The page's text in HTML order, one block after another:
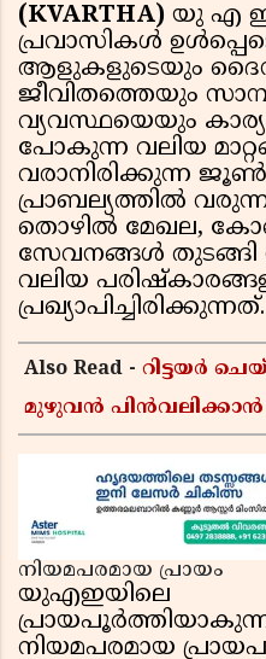
(KVARTHA) യു എ
പ്രവാസികൾ
ആളുകളുടെയും
ജീവിതത്തെയും
വ്യവസ്ഥയെയും
പോകുന്ന വലിയ
വരാനിരിക്കുന്ന
പ്രാബല്യത്തിൽ
തൊഴിൽ മേഖല,
സേവനങ്ങൾ തുടങ്ങി
വലിയ
പ്രഖ്യാപിച്ചിരിക്കുന്നത്.
Also Read - റിട്ടയർ
മുഴുവൻ
അറിയാം
നിയമപരമായ പ്രായം
യുഎഇയിലെ
നിയമപരമായ